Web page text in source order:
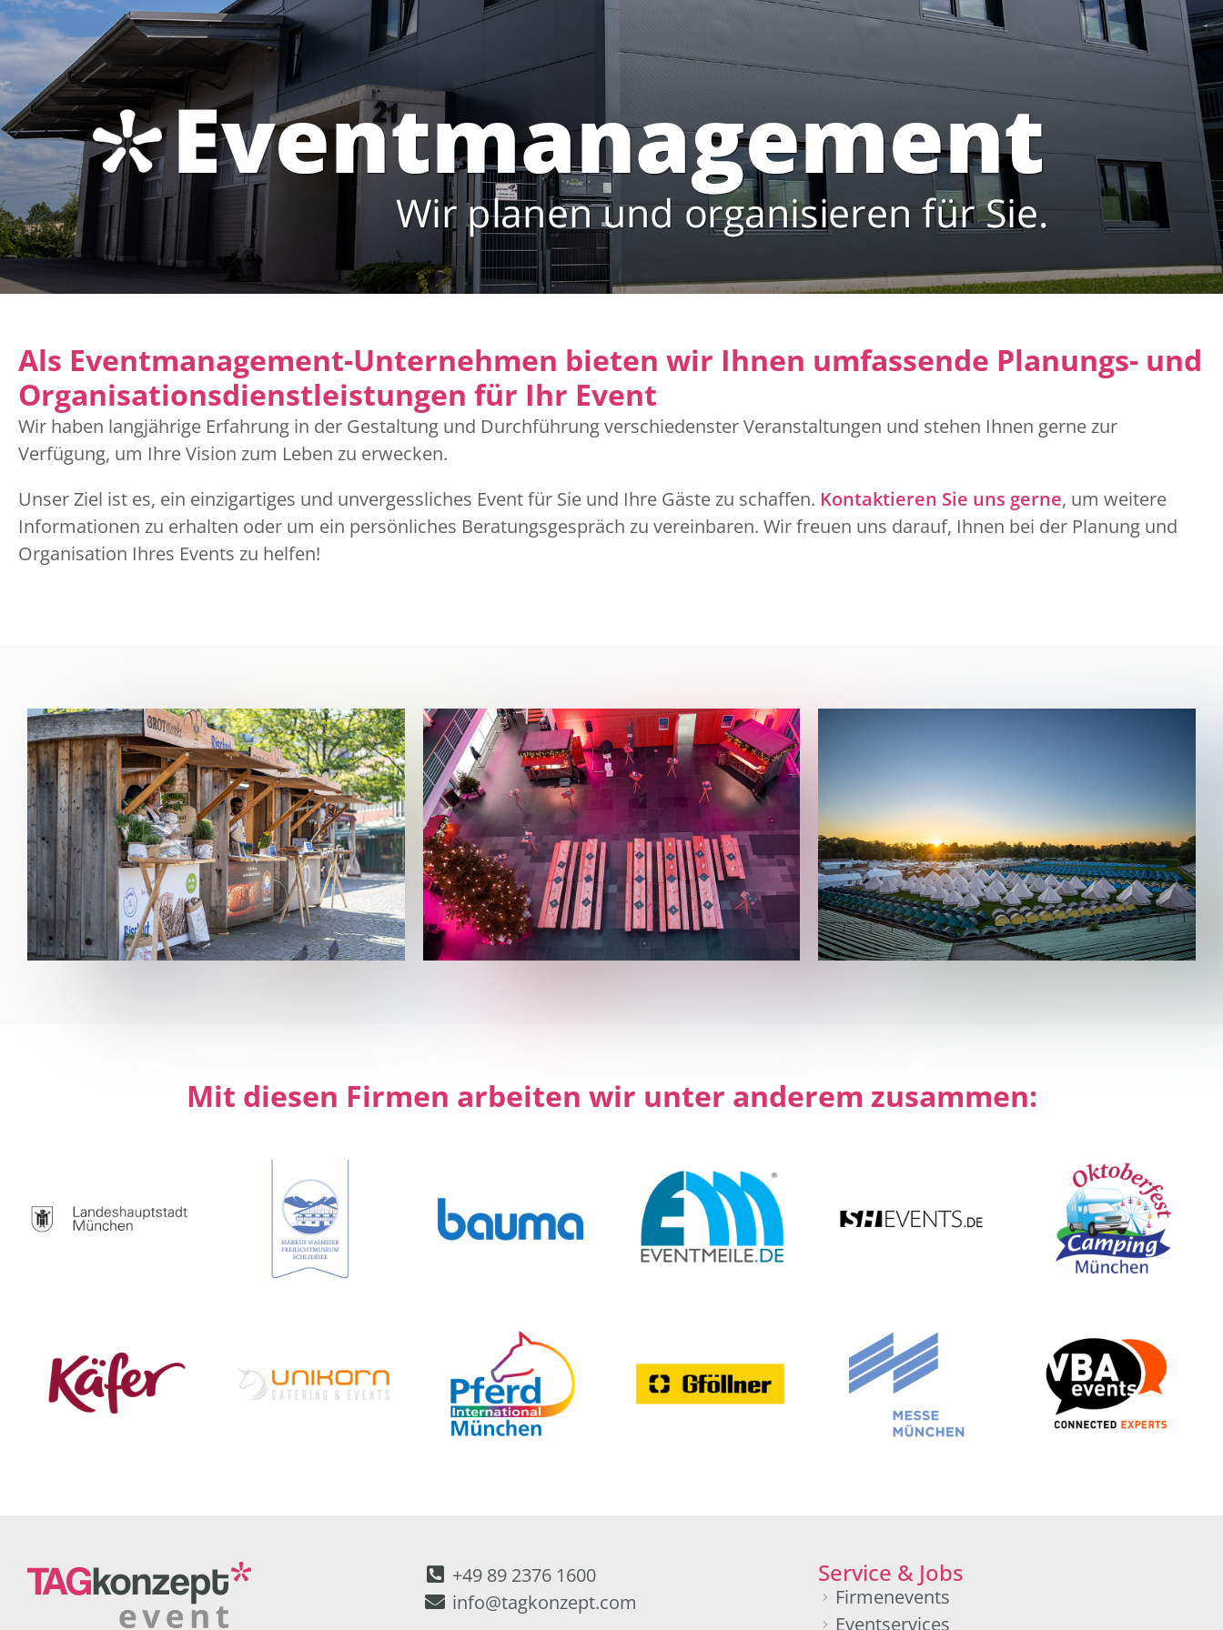
Als Eventmanagement-Unternehmen bieten wir Ihnen umfassende Planungs- und
Organisationsdienstleistungen für Ihr Event
Wir haben langjährige Erfahrung in der Gestaltung und Durchführung verschiedenster Veranstaltungen und stehen Ihnen gerne zur
Verfügung, um Ihre Vision zum Leben zu erwecken.
Unser Ziel ist es, ein einzigartiges und unvergessliches Event für Sie und Ihre Gäste zu schaffen. Kontaktieren Sie uns gerne, um weitere
Informationen zu erhalten oder um ein persönliches Beratungsgespräch zu vereinbaren. Wir freuen uns darauf, Ihnen bei der Planung und
Organisation Ihres Events zu helfen!
Mit diesen Firmen arbeiten wir unter anderem zusammen:
+49 89 2376 1600
info@tagkonzept.com
Service & Jobs
Firmenevents
Eventservices